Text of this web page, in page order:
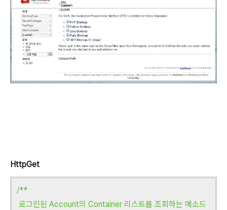
HttpGet
/**
로그인된 Account의 Container 리스트를 조회하는 메소드